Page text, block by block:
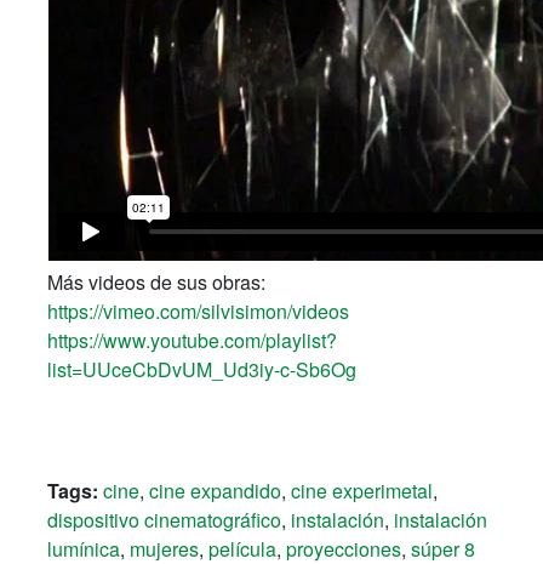
Más videos de sus obras:
https://vimeo.com/silvisimon/videos
https://www.youtube.com/playlist?
list=UUceCbDvUM_Ud3iy-c-Sb6Og
Tags: cine, cine expandido, cine experimetal,
dispositivo cinematográfico, instalación, instalación
lumínica, mujeres, película, proyecciones, súper 8